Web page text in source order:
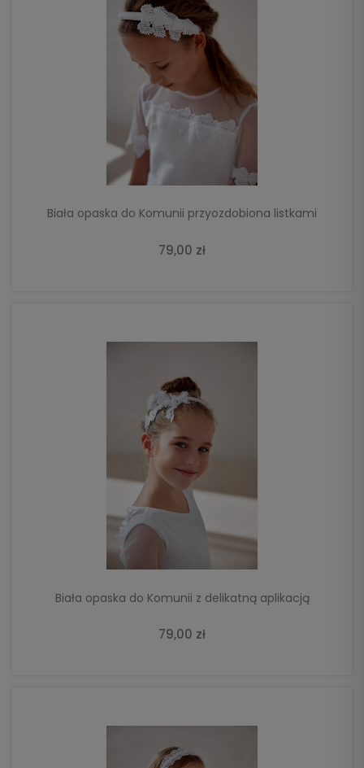
Biała opaska do Komunii przyozdobiona listkami
79,00 zł
DO KOSZYKA
Biała opaska do Komunii z delikatną aplikacją
79,00 zł
DO KOSZYKA